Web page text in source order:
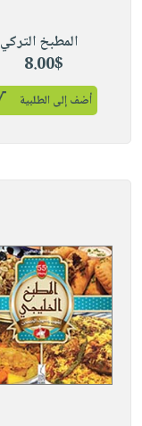
المطبخ التركي
8.00$
أضف إلى الطلبية